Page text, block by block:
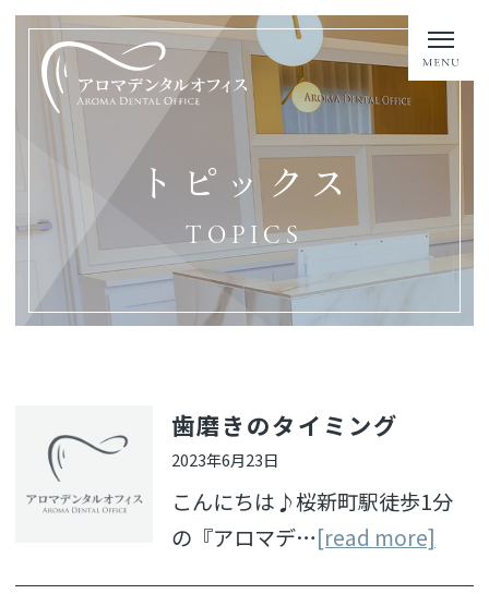
トピックス
TOPICS
歯磨きのタイミング
2023年6月23日
こんにちは♪桜新町駅徒歩1分
の『アロマデ…[read more]